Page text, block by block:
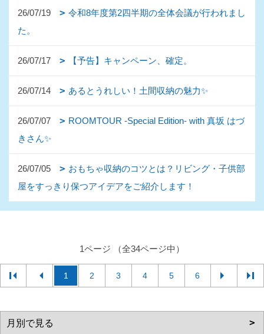
26/07/19
令和8年度第2四半期の全体会議が行われまし
た。
26/07/17 【予告】キャンペーン、確定。
26/07/14 あるとうれしい！土間収納の魅力✨
26/07/07
ROOMTOUR -Special Edition- with 真坂 はづ
きさん✨
26/07/05
おもちゃ収納のコツとは？リビング・子供部
屋をすっきり保つアイデアをご紹介します！
1ページ （全34ページ中）
1 2 3 4 5 6